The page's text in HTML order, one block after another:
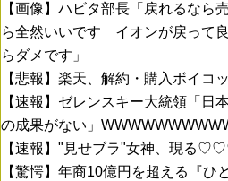
【画像】ハビタ部長「戻れるな
ら全然いいです イオンが戻って
らダメです」
【悲報】楽天、解約・購入ボイコ
【速報】ゼレンスキー大統領「日
の成果がない」
【速報】"見せブラ"女神、現る
【驚愕】年商10億円を超える『